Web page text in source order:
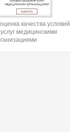
качества условий
медицинскими